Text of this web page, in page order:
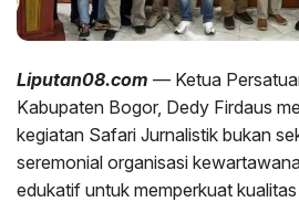
Liputan08.com — Ketua
Kabupaten Bogor, Dedy Firdaus
kegiatan Safari Jurnalistik bukan
seremonial organisasi
edukatif untuk memperkuat